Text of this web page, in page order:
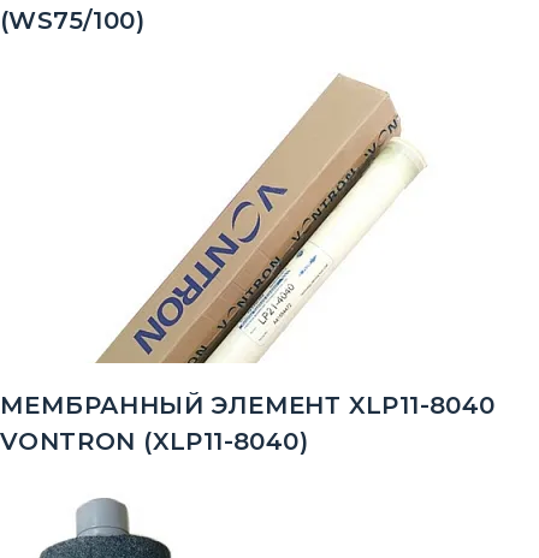
(WS75/100)
МЕМБРАННЫЙ ЭЛЕМЕНТ XLP11-8040
VONTRON (XLP11-8040)